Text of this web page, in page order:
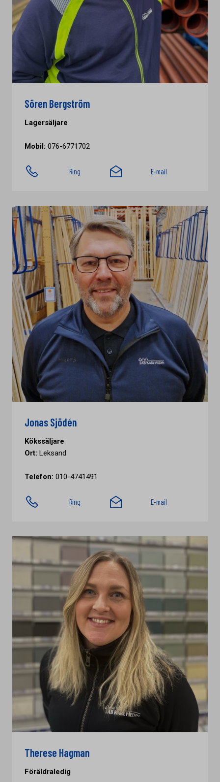
Sören Bergström
Lagersäljare
Mobil: 076-6771702
Ring E-mail
Jonas Sjödén
Kökssäljare
Ort: Leksand
Telefon: 010-4741491
Ring E-mail
Therese Hagman
Föräldraledig